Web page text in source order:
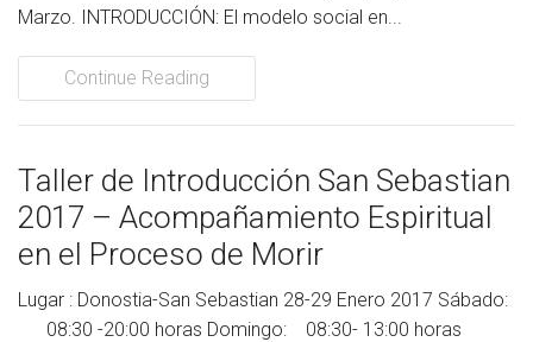
Marzo. INTRODUCCIÓN: El modelo social en...
Continue Reading
Taller de Introducción San Sebastian
2017 – Acompañamiento Espiritual
en el Proceso de Morir
Lugar : Donostia-San Sebastian 28-29 Enero 2017 Sábado:
08:30 -20:00 horas Domingo: 08:30- 13:00 horas